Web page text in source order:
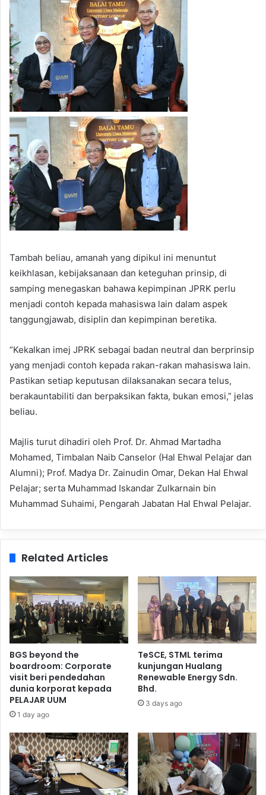
Tambah beliau, amanah yang dipikul ini menuntut
keikhlasan, kebijaksanaan dan keteguhan prinsip, di
samping menegaskan bahawa kepimpinan JPRK perlu
menjadi contoh kepada mahasiswa lain dalam aspek
tanggungjawab, disiplin dan kepimpinan beretika.
“Kekalkan imej JPRK sebagai badan neutral dan berprinsip
yang menjadi contoh kepada rakan-rakan mahasiswa lain.
Pastikan setiap keputusan dilaksanakan secara telus,
berakauntabiliti dan berpaksikan fakta, bukan emosi,” jelas
beliau.
Majlis turut dihadiri oleh Prof. Dr. Ahmad Martadha
Mohamed, Timbalan Naib Canselor (Hal Ehwal Pelajar dan
Alumni); Prof. Madya Dr. Zainudin Omar, Dekan Hal Ehwal
Pelajar; serta Muhammad Iskandar Zulkarnain bin
Muhammad Suhaimi, Pengarah Jabatan Hal Ehwal Pelajar.
Related Articles
BGS beyond the
boardroom: Corporate
visit beri pendedahan
dunia korporat kepada
PELAJAR UUM
1 day ago
TeSCE, STML terima
kunjungan Hualang
Renewable Energy Sdn.
Bhd.
3 days ago